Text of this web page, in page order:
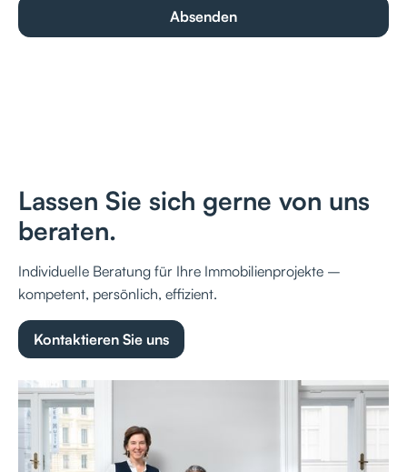
Lassen Sie sich gerne von uns
beraten.
Individuelle Beratung für Ihre Immobilienprojekte –
kompetent, persönlich, effizient.
Kontaktieren Sie uns